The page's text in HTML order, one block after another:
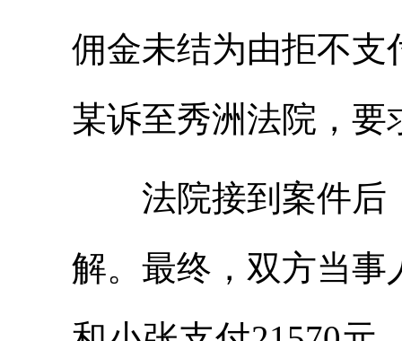
佣金未结为由拒不支
某诉至秀洲法院，要
法院接到案件后
解。最终，双方当事